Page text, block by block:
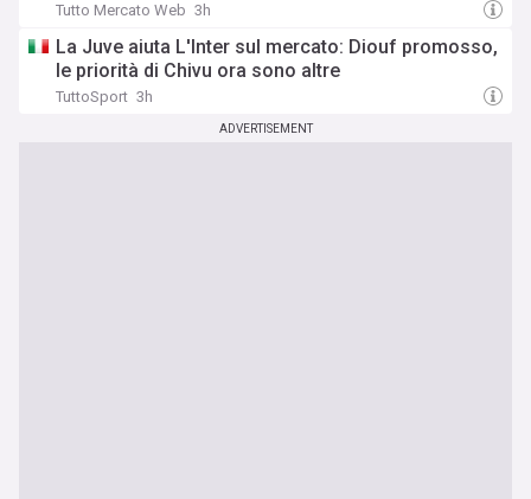
Tutto Mercato Web 3h
La Juve aiuta L'Inter sul mercato: Diouf promosso,
le priorità di Chivu ora sono altre
TuttoSport 3h
ADVERTISEMENT